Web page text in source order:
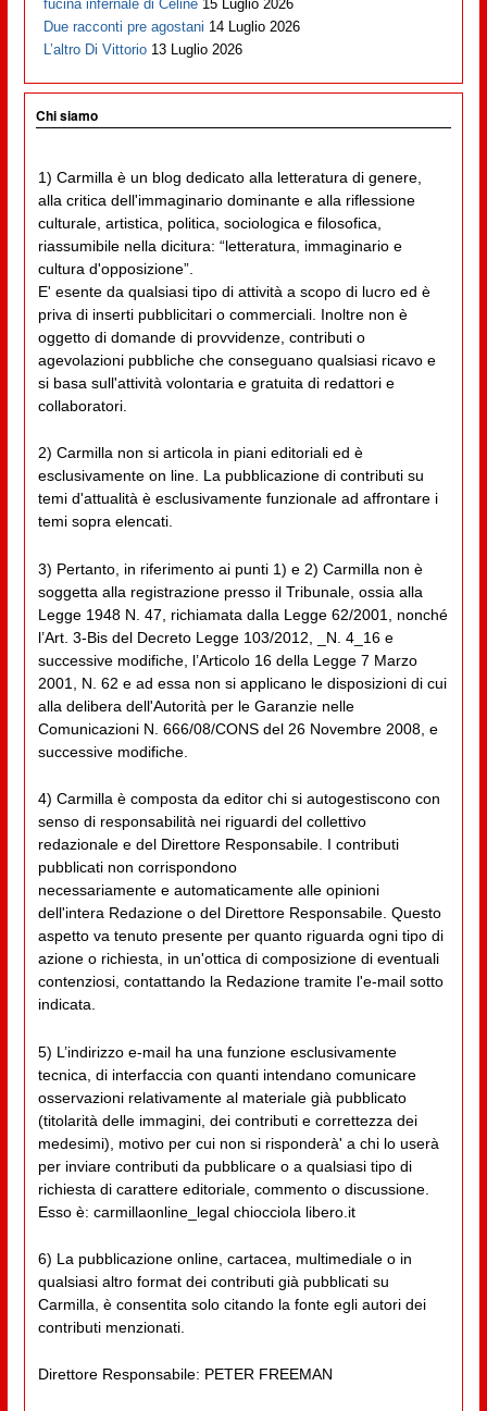
fucina infernale di Cèline 15 Luglio 2026
Due racconti pre agostani 14 Luglio 2026
L’altro Di Vittorio 13 Luglio 2026
Chi siamo
1) Carmilla è un blog dedicato alla letteratura di genere,
alla critica dell'immaginario dominante e alla riflessione
culturale, artistica, politica, sociologica e filosofica,
riassumibile nella dicitura: “letteratura, immaginario e
cultura d'opposizione”.
E' esente da qualsiasi tipo di attività a scopo di lucro ed è
priva di inserti pubblicitari o commerciali. Inoltre non è
oggetto di domande di provvidenze, contributi o
agevolazioni pubbliche che conseguano qualsiasi ricavo e
si basa sull'attività volontaria e gratuita di redattori e
collaboratori.
2) Carmilla non si articola in piani editoriali ed è
esclusivamente on line. La pubblicazione di contributi su
temi d'attualità è esclusivamente funzionale ad affrontare i
temi sopra elencati.
3) Pertanto, in riferimento ai punti 1) e 2) Carmilla non è
soggetta alla registrazione presso il Tribunale, ossia alla
Legge 1948 N. 47, richiamata dalla Legge 62/2001, nonché
l’Art. 3-Bis del Decreto Legge 103/2012, _N. 4_16 e
successive modifiche, l’Articolo 16 della Legge 7 Marzo
2001, N. 62 e ad essa non si applicano le disposizioni di cui
alla delibera dell'Autorità per le Garanzie nelle
Comunicazioni N. 666/08/CONS del 26 Novembre 2008, e
successive modifiche.
4) Carmilla è composta da editor chi si autogestiscono con
senso di responsabilità nei riguardi del collettivo
redazionale e del Direttore Responsabile. I contributi
pubblicati non corrispondono
necessariamente e automaticamente alle opinioni
dell'intera Redazione o del Direttore Responsabile. Questo
aspetto va tenuto presente per quanto riguarda ogni tipo di
azione o richiesta, in un'ottica di composizione di eventuali
contenziosi, contattando la Redazione tramite l'e-mail sotto
indicata.
5) L’indirizzo e-mail ha una funzione esclusivamente
tecnica, di interfaccia con quanti intendano comunicare
osservazioni relativamente al materiale già pubblicato
(titolarità delle immagini, dei contributi e correttezza dei
medesimi), motivo per cui non si risponderà' a chi lo userà
per inviare contributi da pubblicare o a qualsiasi tipo di
richiesta di carattere editoriale, commento o discussione.
Esso è: carmillaonline_legal chiocciola libero.it
6) La pubblicazione online, cartacea, multimediale o in
qualsiasi altro format dei contributi già pubblicati su
Carmilla, è consentita solo citando la fonte egli autori dei
contributi menzionati.
Direttore Responsabile: PETER FREEMAN